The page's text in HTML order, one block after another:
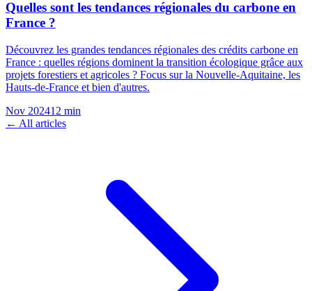
Quelles sont les tendances régionales du carbone en
France ?
Découvrez les grandes tendances régionales des crédits carbone en
France : quelles régions dominent la transition écologique grâce aux
projets forestiers et agricoles ? Focus sur la Nouvelle-Aquitaine, les
Hauts-de-France et bien d'autres.
Nov 202412 min
← All articles